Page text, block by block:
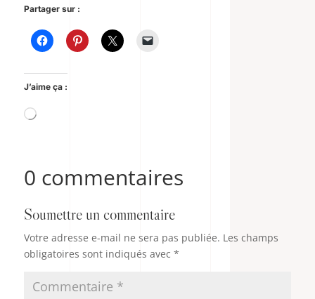
Partager sur :
J’aime ça :
Chargement…
0 commentaires
Soumettre un commentaire
Votre adresse e-mail ne sera pas publiée. Les champs
obligatoires sont indiqués avec *